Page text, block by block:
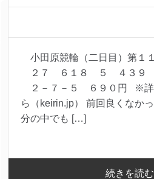
小田原競輪（二日目）第１
２７ ６１８ ５ ４３９
２－７－５ ６９０円 ※詳
ら（keirin.jp） 前回良くなか
分の中でも […]
続きを読